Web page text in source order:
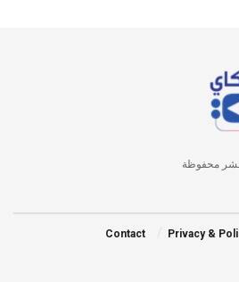
محفوظة
Privacy &
Contact